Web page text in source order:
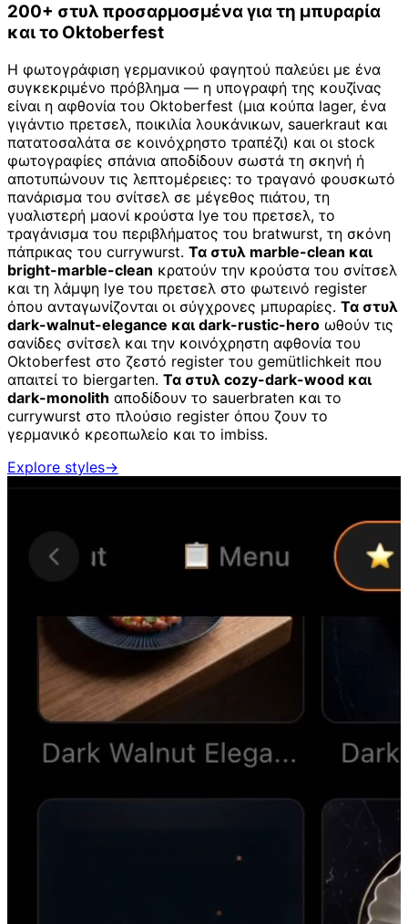
200+ στυλ προσαρμοσμένα για τη μπυραρία
και το Oktoberfest
Η φωτογράφιση γερμανικού φαγητού παλεύει με ένα
συγκεκριμένο πρόβλημα — η υπογραφή της κουζίνας
είναι η αφθονία του Oktoberfest (μια κούπα lager, ένα
γιγάντιο πρετσελ, ποικιλία λουκάνικων, sauerkraut και
πατατοσαλάτα σε κοινόχρηστο τραπέζι) και οι stock
φωτογραφίες σπάνια αποδίδουν σωστά τη σκηνή ή
αποτυπώνουν τις λεπτομέρειες: το τραγανό φουσκωτό
πανάρισμα του σνίτσελ σε μέγεθος πιάτου, τη
γυαλιστερή μαονί κρούστα lye του πρετσελ, το
τραγάνισμα του περιβλήματος του bratwurst, τη σκόνη
πάπρικας του currywurst. Τα στυλ marble-clean και
bright-marble-clean κρατούν την κρούστα του σνίτσελ
και τη λάμψη lye του πρετσελ στο φωτεινό register
όπου ανταγωνίζονται οι σύγχρονες μπυραρίες. Τα στυλ
dark-walnut-elegance και dark-rustic-hero ωθούν τις
σανίδες σνίτσελ και την κοινόχρηστη αφθονία του
Oktoberfest στο ζεστό register του gemütlichkeit που
απαιτεί το biergarten. Τα στυλ cozy-dark-wood και
dark-monolith αποδίδουν το sauerbraten και το
currywurst στο πλούσιο register όπου ζουν το
γερμανικό κρεοπωλείο και το imbiss.
Explore styles→